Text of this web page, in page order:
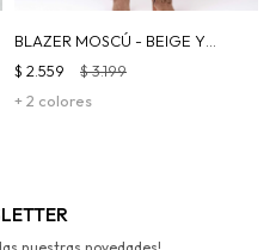
BLAZER MOSCÚ - BEIGE Y
NEGRO
+ 2 colores
$ 2.559 $3.199